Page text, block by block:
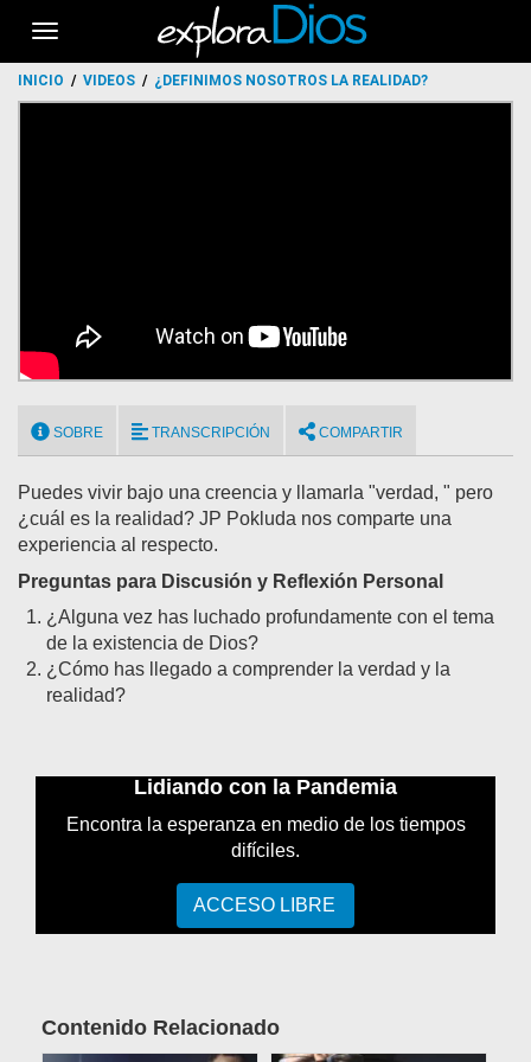
Toggle
navigation
INICIO VIDEOS ¿DEFINIMOS NOSOTROS LA REALIDAD?
SOBRE TRANSCRIPCIÓN COMPARTIR
Puedes vivir bajo una creencia y llamarla "verdad, " pero
¿cuál es la realidad? JP Pokluda nos comparte una
experiencia al respecto.
Preguntas para Discusión y Reflexión Personal
¿Alguna vez has luchado profundamente con el tema
de la existencia de Dios?
¿Cómo has llegado a comprender la verdad y la
realidad?
Lidiando con la Pandemia
Encontra la esperanza en medio de los tiempos
difíciles.
ACCESO LIBRE
Contenido Relacionado